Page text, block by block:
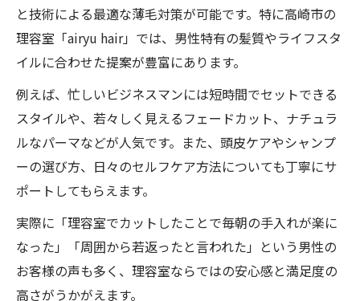
と技術による最適な薄毛対策が可能です。特に高崎市の
理容室「airyu hair」では、男性特有の髪質やライフスタ
イルに合わせた提案が豊富にあります。
例えば、忙しいビジネスマンには短時間でセットできる
スタイルや、若々しく見えるフェードカット、ナチュラ
ルなパーマなどが人気です。また、頭皮ケアやシャンプ
ーの選び方、日々のセルフケア方法についても丁寧にサ
ポートしてもらえます。
実際に「理容室でカットしたことで毎朝の手入れが楽に
なった」「周囲から若返ったと言われた」という男性の
お客様の声も多く、理容室ならではの安心感と満足度の
高さがうかがえます。